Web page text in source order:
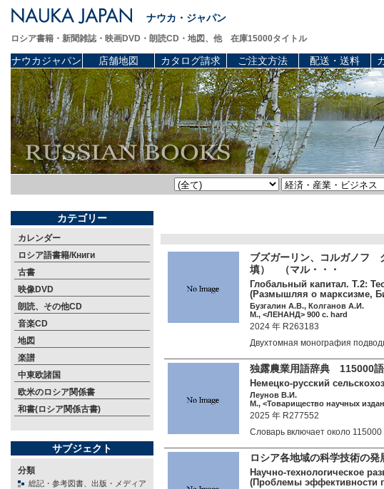
ナウカ・ジャパン
ロシア書籍・新聞雑誌・映画DVD・朗読CD・地図、他 在庫15000タイトル
ナウカジャパン 店舗地図 カタログ請求 ご注文方法 配送・送料
カテゴリー
カレンダー
ロシア語書籍/Книги
古書
映像DVD
朗読、その他CD
音楽CD
地図
楽譜
中東欧諸国
欧米のロシア関係書
和書(ロシア関係古書)
サブジェクト
分類
総記・参考図書、出版・メディア
ブズガーリン、コルガノフ
填） （マル・・・
Глобальный капитал. Т.2:
(Размышляя о марксизме,
Бузгалин А.В., Колганов А.И.
М., <ЛЕНАНД> 900 c. hard
2024 年 R263183
Двухтомная монография
独露農業用語辞典 115000語
Немецко-русский
Леунов В.И.
М., <Товарищество научных
2025 年 R277552
Словарь включает около 115000
ロシア各地域の科学技術の
Научно-технологическое
(Проблемы эффективности